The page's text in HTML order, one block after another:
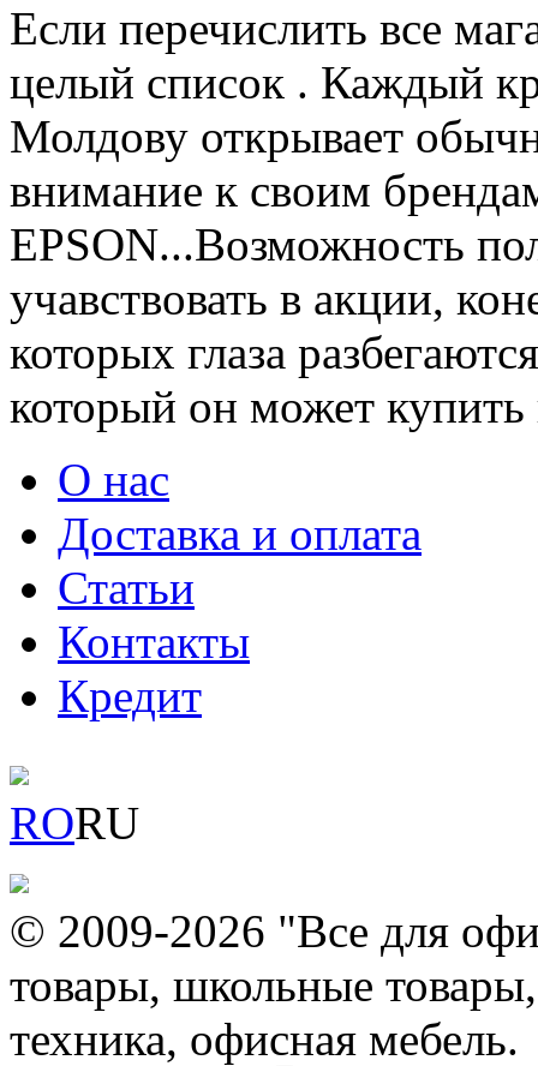
Если перечислить все
целый список . Каждый
Молдову открывает
внимание к своим
EPSON...Возможность
учавствовать в акции,
которых глаза
который он может купить
О нас
Доставка и оплата
Статьи
Контакты
Кредит
RORU
© 2009-2026 "Все для
товары, школьные
техника, офисная мебель.